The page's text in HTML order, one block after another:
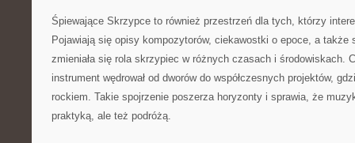
Śpiewające Skrzypce to również przestrzeń dla tych, którzy
Pojawiają się opisy kompozytorów, ciekawostki o epoce, a także
zmieniała się rola skrzypiec w różnych czasach i środowiskach.
instrument wędrował od dworów do współczesnych projektów,
rockiem. Takie spojrzenie poszerza horyzonty i sprawia, że
praktyką, ale też podróżą.